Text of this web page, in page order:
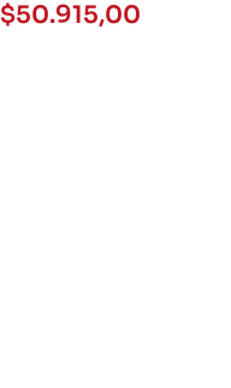
$50.915,00